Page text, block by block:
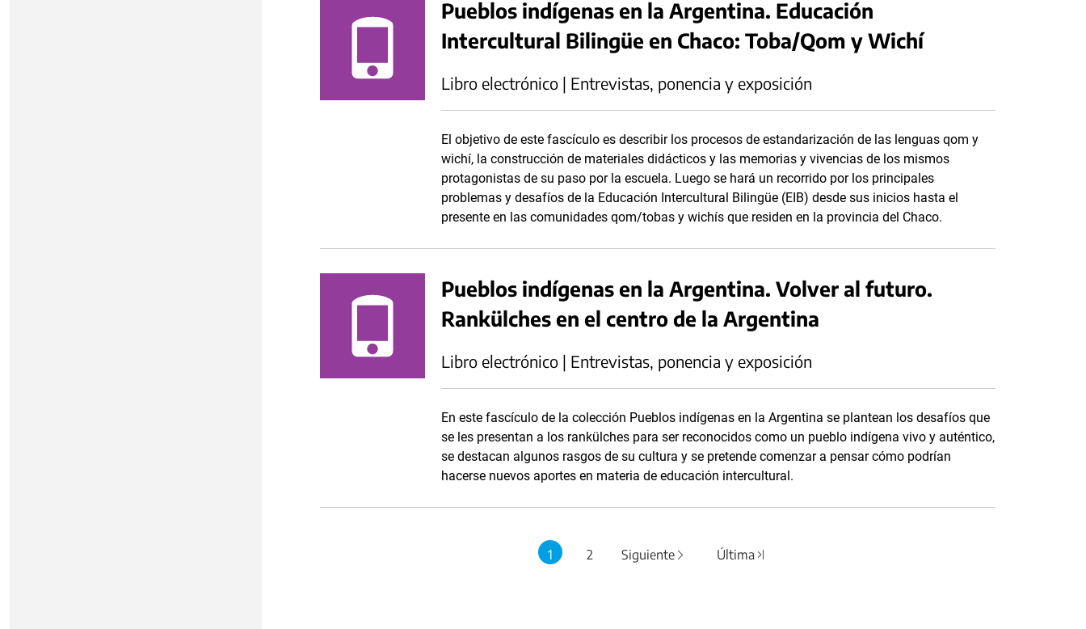
Pueblos indígenas en la Argentina. Educación
Intercultural Bilingüe en Chaco: Toba/Qom y Wichí
Libro electrónico | Entrevistas, ponencia y exposición
El objetivo de este fascículo es describir los procesos de estandarización de las lenguas qom y
wichí, la construcción de materiales didácticos y las memorias y vivencias de los mismos
protagonistas de su paso por la escuela. Luego se hará un recorrido por los principales
problemas y desafíos de la Educación Intercultural Bilingüe (EIB) desde sus inicios hasta el
presente en las comunidades qom/tobas y wichís que residen en la provincia del Chaco.
Pueblos indígenas en la Argentina. Volver al futuro.
Rankülches en el centro de la Argentina
Libro electrónico | Entrevistas, ponencia y exposición
En este fascículo de la colección Pueblos indígenas en la Argentina se plantean los desafíos que
se les presentan a los rankülches para ser reconocidos como un pueblo indígena vivo y auténtico,
se destacan algunos rasgos de su cultura y se pretende comenzar a pensar cómo podrían
hacerse nuevos aportes en materia de educación intercultural.
1 2 Siguiente Última